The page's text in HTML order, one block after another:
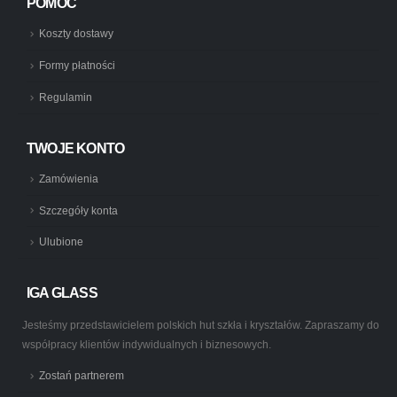
POMOC
Koszty dostawy
Formy płatności
Regulamin
TWOJE KONTO
Zamówienia
Szczegóły konta
Ulubione
IGA GLASS
Jesteśmy przedstawicielem polskich hut szkła i kryształów. Zapraszamy do
współpracy klientów indywidualnych i biznesowych.
Zostań partnerem